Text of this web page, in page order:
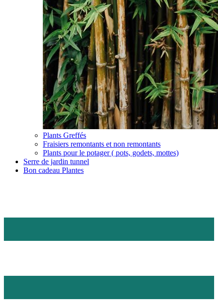
Plants Greffés
Fraisiers remontants et non remontants
Plants pour le potager ( pots, godets, mottes)
Serre de jardin tunnel
Bon cadeau Plantes